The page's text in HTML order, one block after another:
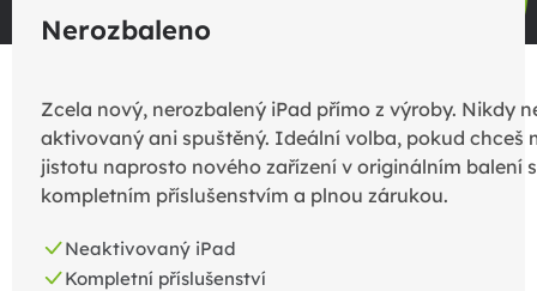
Nerozbaleno
Zcela nový, nerozbalený iPad přímo z výroby. Nikdy
aktivovaný ani spuštěný. Ideální volba, pokud chceš
jistotu naprosto nového zařízení v originálním balení s
kompletním příslušenstvím a plnou zárukou.
Neaktivovaný iPad
Kompletní příslušenství